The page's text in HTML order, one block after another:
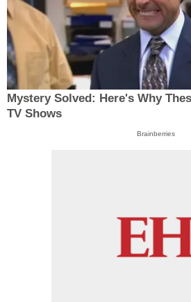
Mystery Solved: Here's Why
TV Shows
Brainberries